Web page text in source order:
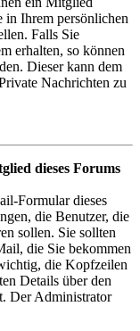
in Ihrem persönlichen
Falls Sie
erhalten, so können
Dieser kann dem
Nachrichten zu
dieses Forums
Formular dieses
die Benutzer, die
sollen. Sie sollten
die Sie bekommen
die Kopfzeilen
Details über den
Der Administrator